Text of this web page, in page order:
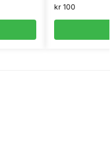
kr100